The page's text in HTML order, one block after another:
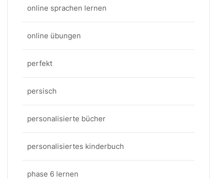
online sprachen lernen
online übungen
perfekt
persisch
personalisierte bücher
personalisiertes kinderbuch
phase 6 lernen